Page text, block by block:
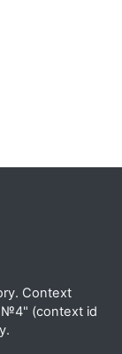
Context
№4" (context id